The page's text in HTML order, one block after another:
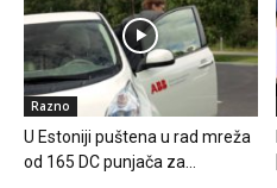
Razno
U Estoniji puštena u rad mreža
od 165 DC punjača za...